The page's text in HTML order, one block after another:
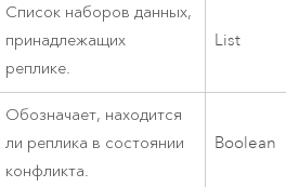
Список наборов данных,
принадлежащих
реплике.
List
Обозначает, находится
ли реплика в состоянии
конфликта.
Boolean